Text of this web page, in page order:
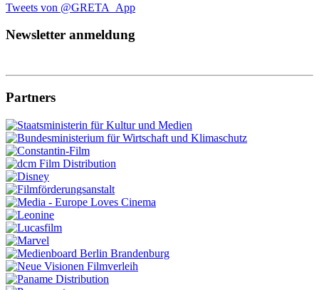
Tweets von @GRETA_App
Newsletter anmeldung
Partners